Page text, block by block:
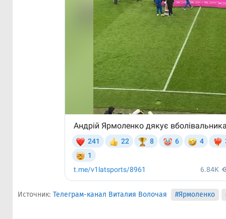
Источник: Телеграм-канал Виталия Волочая #Ярмоленко